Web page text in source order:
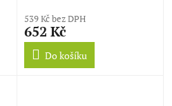
539 Kč bez DPH
652 Kč
Do košíku